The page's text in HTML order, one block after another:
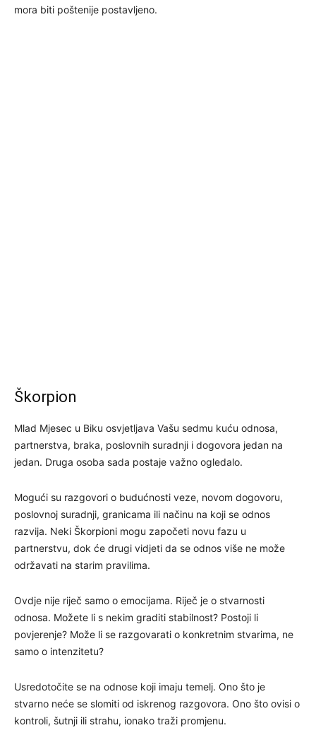
mora biti poštenije postavljeno.
Škorpion
Mlad Mjesec u Biku osvjetljava Vašu sedmu kuću odnosa,
partnerstva, braka, poslovnih suradnji i dogovora jedan na
jedan. Druga osoba sada postaje važno ogledalo.
Mogući su razgovori o budućnosti veze, novom dogovoru,
poslovnoj suradnji, granicama ili načinu na koji se odnos
razvija. Neki Škorpioni mogu započeti novu fazu u
partnerstvu, dok će drugi vidjeti da se odnos više ne može
održavati na starim pravilima.
Ovdje nije riječ samo o emocijama. Riječ je o stvarnosti
odnosa. Možete li s nekim graditi stabilnost? Postoji li
povjerenje? Može li se razgovarati o konkretnim stvarima, ne
samo o intenzitetu?
Usredotočite se na odnose koji imaju temelj. Ono što je
stvarno neće se slomiti od iskrenog razgovora. Ono što ovisi o
kontroli, šutnji ili strahu, ionako traži promjenu.